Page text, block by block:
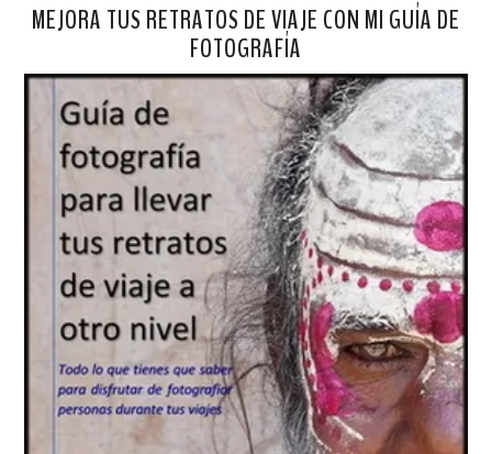
MEJORA TUS RETRATOS DE VIAJE CON MI GUÍA DE
FOTOGRAFÍA